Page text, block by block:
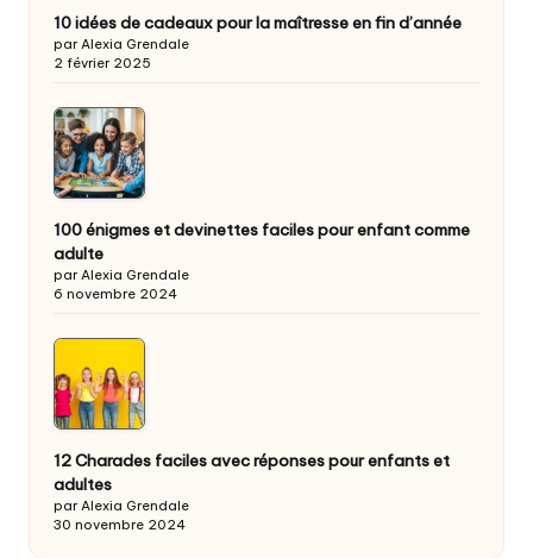
10 idées de cadeaux pour la maîtresse en fin d’année
par Alexia Grendale
2 février 2025
100 énigmes et devinettes faciles pour enfant comme
adulte
par Alexia Grendale
6 novembre 2024
12 Charades faciles avec réponses pour enfants et
adultes
par Alexia Grendale
30 novembre 2024